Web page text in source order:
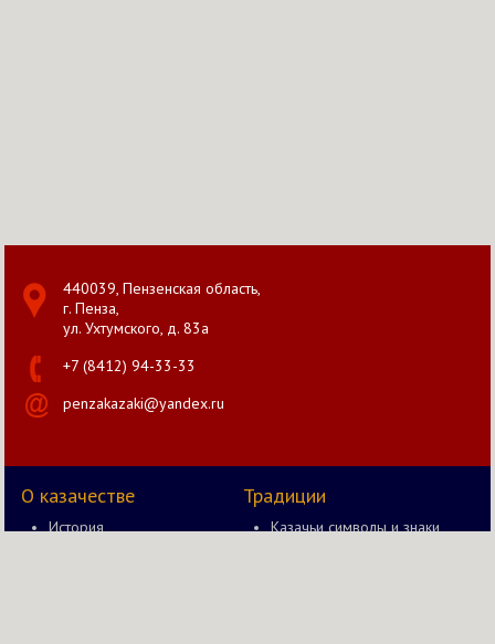
440039, Пензенская область,
г. Пенза,
ул. Ухтумского, д. 83а
+7 (8412) 94-33-33
penzakazaki@yandex.ru
О казачестве
История
Традиции
Казачьи символы и знаки